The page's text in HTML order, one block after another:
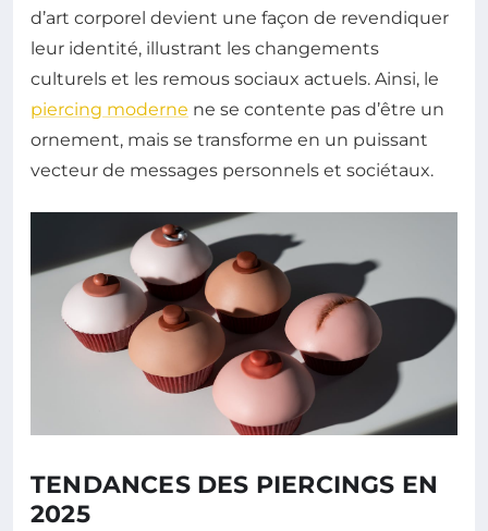
d’art corporel devient une façon de revendiquer
leur identité, illustrant les changements
culturels et les remous sociaux actuels. Ainsi, le
piercing moderne ne se contente pas d’être un
ornement, mais se transforme en un puissant
vecteur de messages personnels et sociétaux.
TENDANCES DES PIERCINGS EN
2025